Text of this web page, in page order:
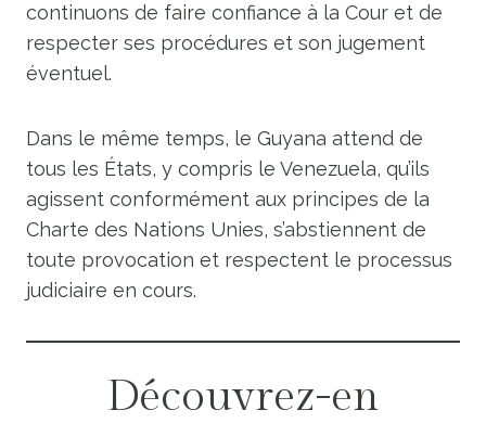
continuons de faire confiance à la Cour et de
respecter ses procédures et son jugement
éventuel.
Dans le même temps, le Guyana attend de
tous les États, y compris le Venezuela, qu’ils
agissent conformément aux principes de la
Charte des Nations Unies, s’abstiennent de
toute provocation et respectent le processus
judiciaire en cours.
Découvrez-en